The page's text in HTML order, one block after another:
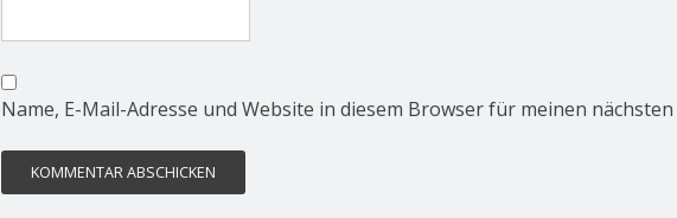
Name, E-Mail-Adresse und Website in diesem Browser für meinen